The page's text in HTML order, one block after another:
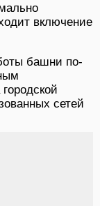
включение
башни по-
сетей